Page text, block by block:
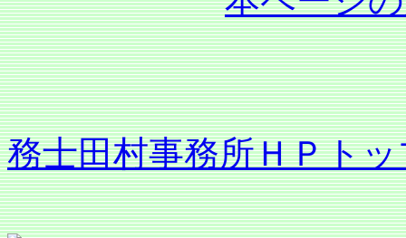
務士田村事務所ＨＰト